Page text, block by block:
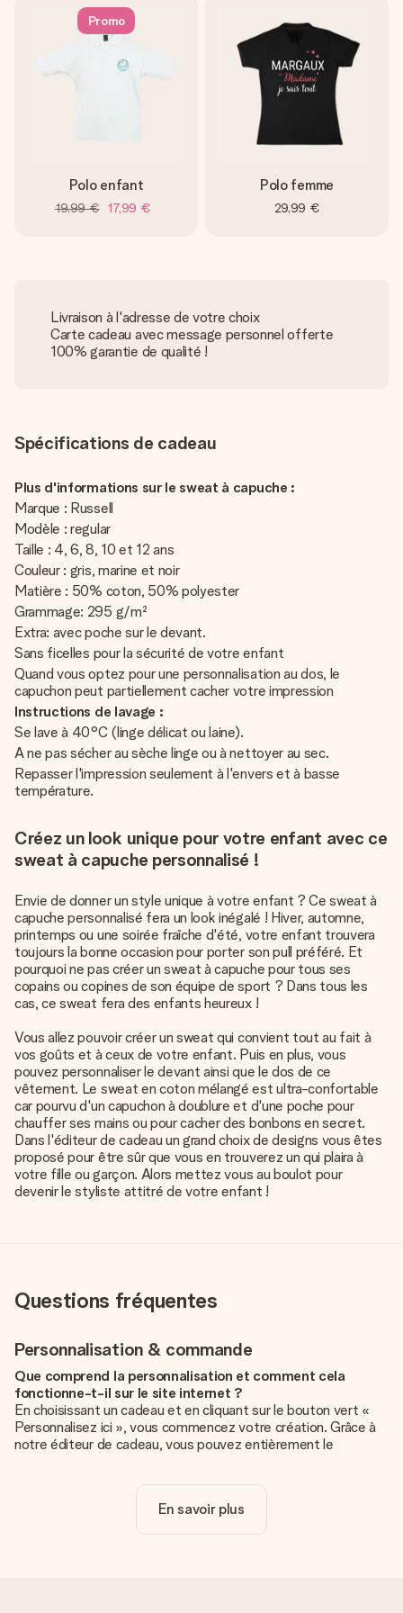
Promo
Polo enfant
19,99 € 17,99 €
Polo femme
29,99 €
Livraison à l'adresse de votre choix
Carte cadeau avec message personnel offerte
100% garantie de qualité !
Spécifications de cadeau
Plus d'informations sur le sweat à capuche :
Marque : Russell
Modèle : regular
Taille : 4, 6, 8, 10 et 12 ans
Couleur : gris, marine et noir
Matière : 50% coton, 50% polyester
Grammage: 295 g/m²
Extra: avec poche sur le devant.
Sans ficelles pour la sécurité de votre enfant
Quand vous optez pour une personnalisation au dos, le
capuchon peut partiellement cacher votre impression
Instructions de lavage :
Se lave à 40°C (linge délicat ou laine).
A ne pas sécher au sèche linge ou à nettoyer au sec.
Repasser l'impression seulement à l'envers et à basse
température.
Créez un look unique pour votre enfant avec ce
sweat à capuche personnalisé !
Envie de donner un style unique à votre enfant ? Ce sweat à
capuche personnalisé fera un look inégalé ! Hiver, automne,
printemps ou une soirée fraîche d'été, votre enfant trouvera
toujours la bonne occasion pour porter son pull préféré. Et
pourquoi ne pas créer un sweat à capuche pour tous ses
copains ou copines de son équipe de sport ? Dans tous les
cas, ce sweat fera des enfants heureux !
Vous allez pouvoir créer un sweat qui convient tout au fait à
vos goûts et à ceux de votre enfant. Puis en plus, vous
pouvez personnaliser le devant ainsi que le dos de ce
vêtement. Le sweat en coton mélangé est ultra-confortable
car pourvu d'un capuchon à doublure et d'une poche pour
chauffer ses mains ou pour cacher des bonbons en secret.
Dans l'éditeur de cadeau un grand choix de designs vous êtes
proposé pour être sûr que vous en trouverez un qui plaira à
votre fille ou garçon. Alors mettez vous au boulot pour
devenir le styliste attitré de votre enfant !
Questions fréquentes
Personnalisation & commande
Que comprend la personnalisation et comment cela
fonctionne-t-il sur le site internet ?
En choisissant un cadeau et en cliquant sur le bouton vert «
Personnalisez ici », vous commencez votre création. Grâce à
notre éditeur de cadeau, vous pouvez entièrement le
unique pour ajouter une touche finale à votre cadeau.
La personnalisation est-elle comprise dans le prix ?
En savoir plus